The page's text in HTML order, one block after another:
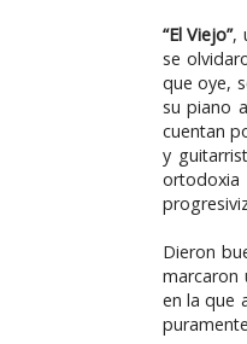
“El Viejo”,
se
que oye,
su piano
cuentan
y
Dieron
marcaron
en la que
puramente